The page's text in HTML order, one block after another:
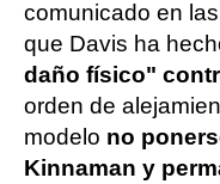
comunicado en
que Davis ha
daño físico"
orden de
modelo no
Kinnaman y